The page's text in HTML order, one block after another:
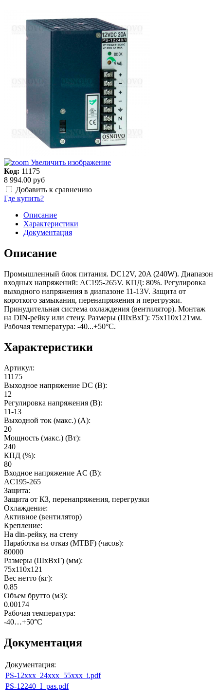
Увеличить изображение
Код: 11175
8 994.00 руб
Добавить к сравнению
Где купить?
Описание
Характеристики
Документация
Описание
Промышленный блок питания. DC12V, 20A (240W). Диапазон
входных напряжений: AC195-265V. КПД: 80%. Регулировка
выходного напряжения в диапазоне 11-13V. Защита от
короткого замыкания, перенапряжения и перегрузки.
Принудительная система охлаждения (вентилятор). Монтаж
на DIN-рейку или стену. Размеры (ШxВxГ): 75x110x121мм.
Рабочая температура: -40...+50°C.
Характеристики
Артикул:
11175
Выходное напряжение DC (В):
12
Регулировка напряжения (В):
11-13
Выходной ток (макс.) (А):
20
Мощность (макс.) (Вт):
240
КПД (%):
80
Входное напряжение AC (В):
AC195-265
Защита:
Защита от КЗ, перенапряжения, перегрузки
Охлаждение:
Активное (вентилятор)
Крепление:
На din-рейку, на стену
Наработка на отказ (MTBF) (часов):
80000
Размеры (ШхВхГ) (мм):
75x110x121
Вес нетто (кг):
0.85
Объем брутто (м3):
0.00174
Рабочая температура:
-40…+50°C
Документация
Документация:
PS-12xxx_24xxx_55xxx_i.pdf
PS-12240_I_pas.pdf